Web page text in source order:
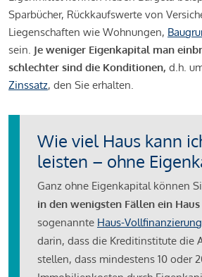
Sparbücher, Rückkaufswerte von
Liegenschaften wie Wohnungen,
sein. Je weniger Eigenkapital man
schlechter sind die Konditionen, d.h.
Zinssatz, den Sie erhalten.
Wie viel Haus kann
leisten – ohne
Ganz ohne Eigenkapital können
in den wenigsten Fällen ein
sogenannte Haus-
darin, dass die Kreditinstitute die
stellen, dass mindestens 10 oder